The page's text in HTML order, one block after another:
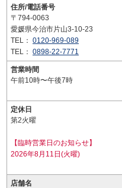
住所/電話番号
〒794-0063
愛媛県今治市片山3-10-23
TEL： 0120-969-089
TEL： 0898-22-7771
営業時間
午前10時〜午後7時
定休日
第2火曜
【臨時営業日のお知らせ】
2026年8月11日(火曜)
店舗名